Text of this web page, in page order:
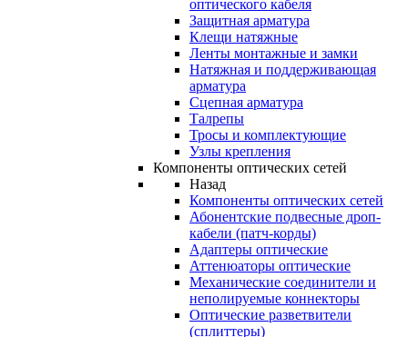
оптического кабеля
Защитная арматура
Клещи натяжные
Ленты монтажные и замки
Натяжная и поддерживающая
арматура
Сцепная арматура
Талрепы
Тросы и комплектующие
Узлы крепления
Компоненты оптических сетей
Назад
Компоненты оптических сетей
Абонентские подвесные дроп-
кабели (патч-корды)
Адаптеры оптические
Аттенюаторы оптические
Механические соединители и
неполируемые коннекторы
Оптические разветвители
(сплиттеры)